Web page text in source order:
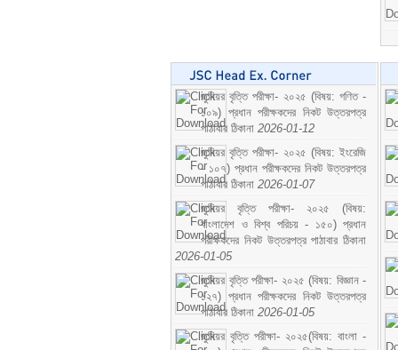
জুনিয়র বৃত্তি পরীক্ষা- ২০২৫ (বিষয়: গণিত -
১০৯) প্রধান পরীক্ষকদের নিকট উত্তরপত্র
পাঠাবার ঠিকানা 2026-01-12
জুনিয়র বৃত্তি পরীক্ষা- ২০২৫ (বিষয়: ইংরেজি
- ১০৭) প্রধান পরীক্ষকদের নিকট উত্তরপত্র
পাঠাবার ঠিকানা 2026-01-07
জুনিয়র বৃত্তি পরীক্ষা- ২০২৫ (বিষয়:
বাংলাদেশ ও বিশ্ব পরিচয় - ১৫০) প্রধান
পরীক্ষকদের নিকট উত্তরপত্র পাঠাবার ঠিকানা
2026-01-05
জুনিয়র বৃত্তি পরীক্ষা- ২০২৫ (বিষয়: বিজ্ঞান -
১২৭) প্রধান পরীক্ষকদের নিকট উত্তরপত্র
পাঠাবার ঠিকানা 2026-01-05
জুনিয়র বৃত্তি পরীক্ষা- ২০২৫(বিষয়: বাংলা -